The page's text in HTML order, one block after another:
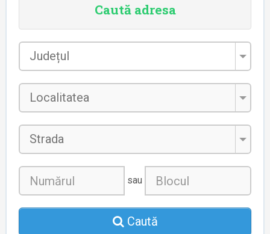
Caută adresa
Județul
Localitatea
Strada
sau
Caută